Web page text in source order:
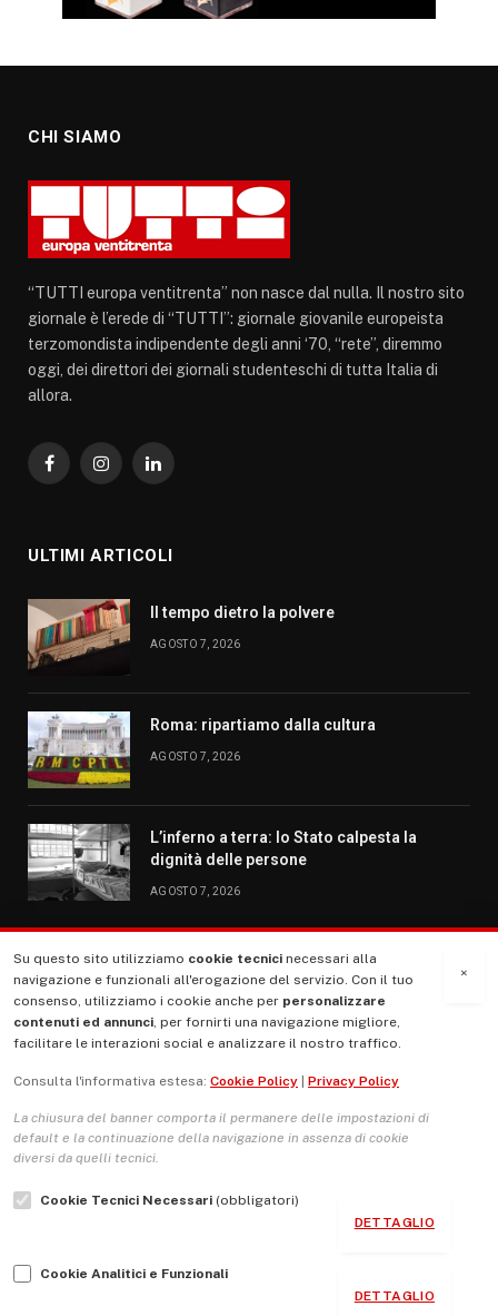
CHI SIAMO
“TUTTI europa ventitrenta” non nasce dal nulla. Il nostro sito
giornale è l’erede di “TUTTI”: giornale giovanile europeista
terzomondista indipendente degli anni ‘70, “rete”, diremmo
oggi, dei direttori dei giornali studenteschi di tutta Italia di
allora.
FacebookInstagramLinkedIn
ULTIMI ARTICOLI
Il tempo dietro la polvere
AGOSTO 7, 2026
Roma: ripartiamo dalla cultura
AGOSTO 7, 2026
L’inferno a terra: lo Stato calpesta la
dignità delle persone
AGOSTO 7, 2026
MENU
La Nostra Storia
Le Copertine
L’Associazione
Indirizzo Socio Politico Culturale
Guida per le autrici e gli autori
×
Su questo sito utilizziamo cookie tecnici necessari alla
navigazione e funzionali all'erogazione del servizio. Con il tuo
consenso, utilizziamo i cookie anche per personalizzare
contenuti ed annunci, per fornirti una navigazione migliore,
facilitare le interazioni social e analizzare il nostro traffico.
Consulta l'informativa estesa: Cookie Policy Privacy Policy
La chiusura del banner comporta il permanere delle impostazioni di
default e la continuazione della navigazione in assenza di cookie
diversi da quelli tecnici.
Cookie Tecnici Necessari (obbligatori)
DETTAGLIO
Cookie Analitici e Funzionali
DETTAGLIO